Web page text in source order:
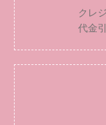
クレ
代金